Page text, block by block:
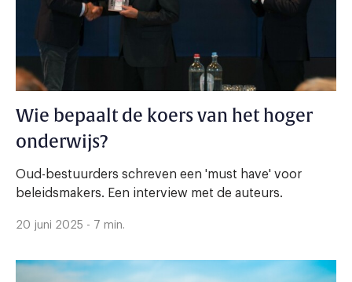
Wie bepaalt de koers van het hoger
onderwijs?
Oud-bestuurders schreven een 'must have' voor
beleidsmakers. Een interview met de auteurs.
20 juni 2025 - 7 min.